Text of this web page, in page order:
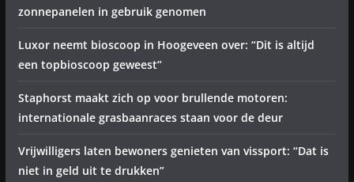
zonnepanelen in gebruik genomen
Luxor neemt bioscoop in Hoogeveen over: “Dit is altijd
een topbioscoop geweest”
Staphorst maakt zich op voor brullende motoren:
internationale grasbaanraces staan voor de deur
Vrijwilligers laten bewoners genieten van vissport: “Dat is
niet in geld uit te drukken”